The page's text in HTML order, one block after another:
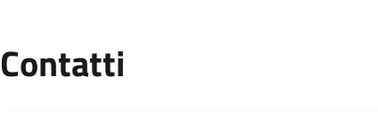
Contatti